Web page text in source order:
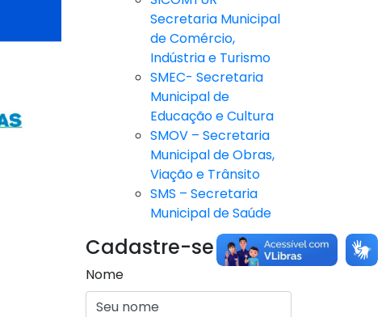
Secretaria Municipal
de Comércio,
Indústria e Turismo
SMEC- Secretaria
Municipal de
Educação e Cultura
SMOV – Secretaria
Municipal de Obras,
Viação e Trânsito
SMS – Secretaria
Municipal de Saúde
Cadastre-se
Nome